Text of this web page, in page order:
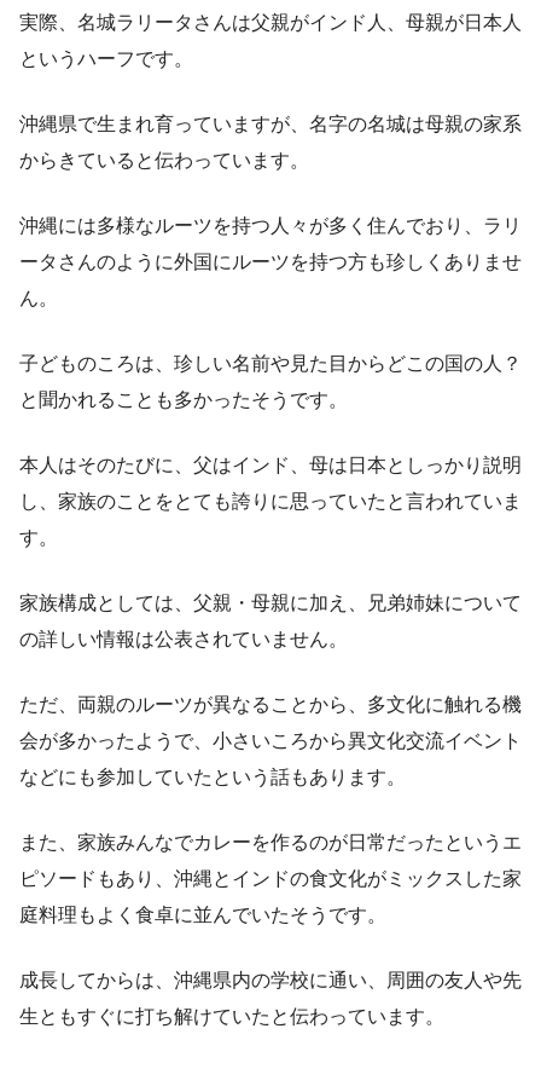
実際、名城ラリータさんは父親がインド人、母親が日本人
というハーフです。
沖縄県で生まれ育っていますが、名字の名城は母親の家系
からきていると伝わっています。
沖縄には多様なルーツを持つ人々が多く住んでおり、ラリ
ータさんのように外国にルーツを持つ方も珍しくありませ
ん。
子どものころは、珍しい名前や見た目からどこの国の人？
と聞かれることも多かったそうです。
本人はそのたびに、父はインド、母は日本としっかり説明
し、家族のことをとても誇りに思っていたと言われていま
す。
家族構成としては、父親・母親に加え、兄弟姉妹について
の詳しい情報は公表されていません。
ただ、両親のルーツが異なることから、多文化に触れる機
会が多かったようで、小さいころから異文化交流イベント
などにも参加していたという話もあります。
また、家族みんなでカレーを作るのが日常だったというエ
ピソードもあり、沖縄とインドの食文化がミックスした家
庭料理もよく食卓に並んでいたそうです。
成長してからは、沖縄県内の学校に通い、周囲の友人や先
生ともすぐに打ち解けていたと伝わっています。